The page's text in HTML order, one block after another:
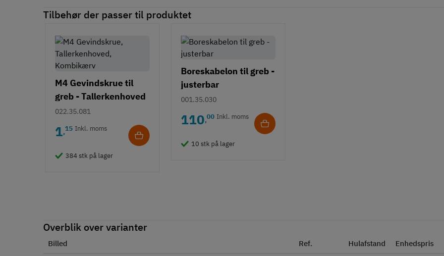
Tilbehør der passer til produktet
M4 Gevindskrue til
greb - Tallerkenhoved
- Krydskærv
022.35.081
1,15 Inkl. moms
384 stk på lager
Boreskabelon til greb -
justerbar
001.35.030
110,00 Inkl. moms
10 stk på lager
Overblik over varianter
Billed Ref. Hulafstand Enhedspris